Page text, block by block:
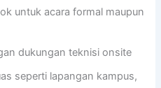
untuk acara formal maupun
dukungan teknisi onsite
seperti lapangan kampus,